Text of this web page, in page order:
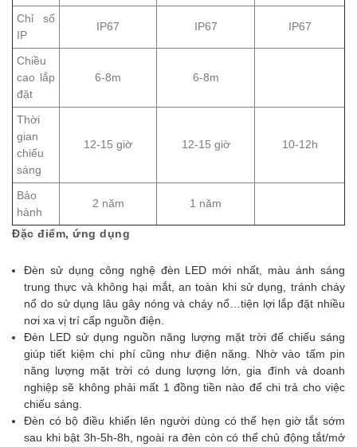
Chỉ số
IP
IP67 IP67 IP67
Chiều
cao lắp
đặt
6-8m 6-8m
Thời
gian
chiếu
sáng
12-15 giờ 12-15 giờ 10-12h
Bảo
hành
2 năm 1 năm
Đặc điểm, ứng dụng
Đèn sử dụng công nghệ đèn LED mới nhất, màu ánh sáng
trung thực và không hại mắt, an toàn khi sử dụng, tránh cháy
nổ do sử dụng lâu gây nóng và cháy nổ…tiện lợi lắp đặt nhiều
nơi xa vị trí cấp nguồn điện.
Đèn LED sử dụng nguồn năng lượng mặt trời để chiếu sáng
giúp tiết kiệm chi phí cũng như điện năng. Nhờ vào tấm pin
năng lượng mặt trời có dung lượng lớn, gia đình và doanh
nghiệp sẽ không phải mất 1 đồng tiền nào để chi trả cho việc
chiếu sáng.
Đèn có bộ điều khiển lên người dùng có thể hẹn giờ tắt sớm
sau khi bật 3h-5h-8h, ngoài ra đèn còn có thể chủ động tắt/mở